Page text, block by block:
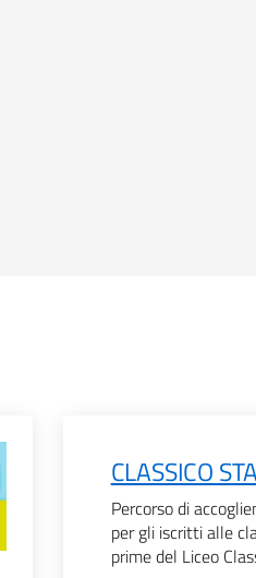
CLASSICO
Percorso di
per gli iscritti alle
prime del Liceo